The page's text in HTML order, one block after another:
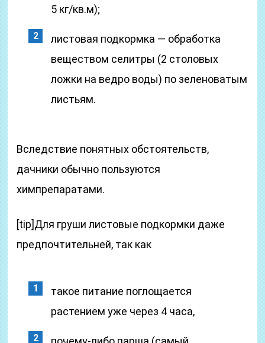
5 кг/кв.м);
листовая подкормка — обработка
веществом селитры (2 столовых
ложки на ведро воды) по зеленоватым
листьям.
Вследствие понятных обстоятельств,
дачники обычно пользуются
химпрепаратами.
[tip]Для груши листовые подкормки даже
предпочтительней, так как
такое питание поглощается
растением уже через 4 часа,